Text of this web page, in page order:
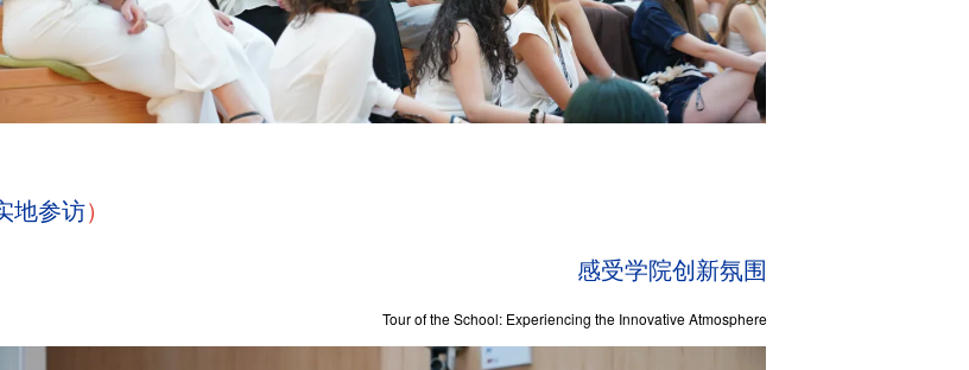
地参访）
感受学院创新氛围
Tour of the School: Experiencing the Innovative Atmosphere